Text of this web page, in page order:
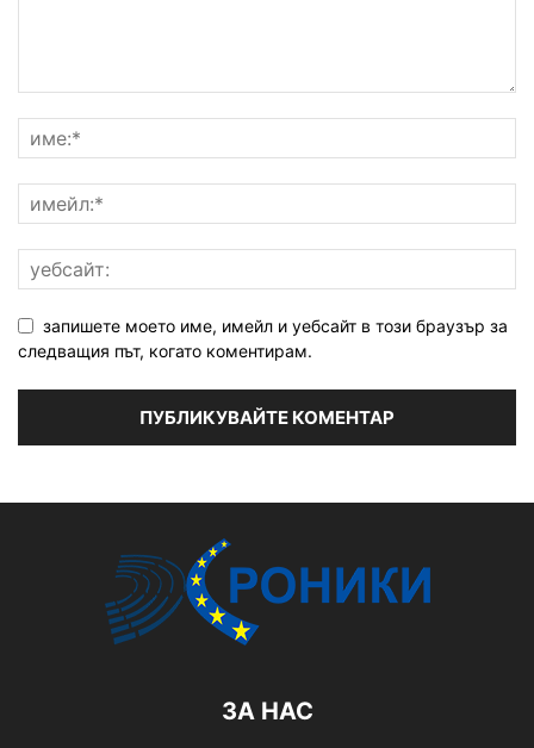
запишете моето име, имейл и уебсайт в този браузър за
следващия път, когато коментирам.
ЗА НАС